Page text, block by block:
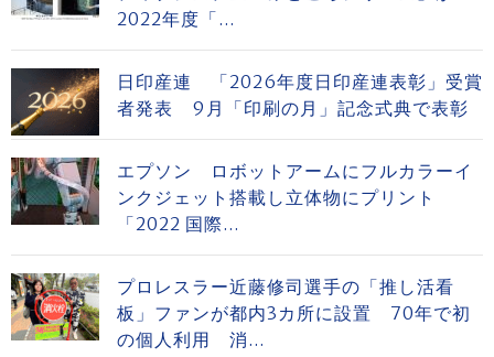
2022年度「...
日印産連 「2026年度日印産連表彰」受賞
者発表 9月「印刷の月」記念式典で表彰
エプソン ロボットアームにフルカラーイ
ンクジェット搭載し立体物にプリント
「2022 国際...
プロレスラー近藤修司選手の「推し活看
板」ファンが都内3カ所に設置 70年で初
の個人利用 消...